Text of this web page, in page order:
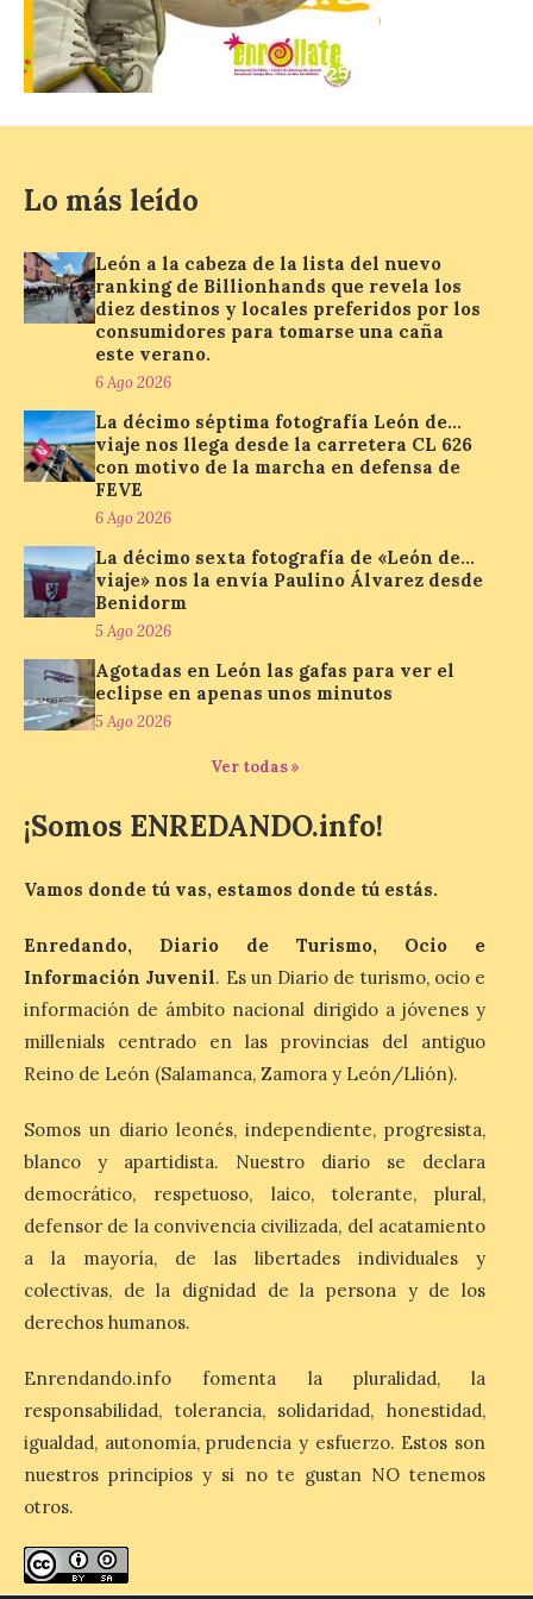
puede causar daños
irreversibles en la retina”
6 Ago 2026
provocar pérdida de
visión central, manchas en
percepción de formas y colores. El
especialista en Oftalmología del Hospital
San Juan de Dios de León, Dr. Mahave
Ruiz, advierte de […]
La décimo séptima
fotografía León de…viaje
nos llega desde la
carretera CL 626 con
motivo de la marcha en
defensa de FEVE
6 Ago 2026
Nueva edición de León
de…viaje. Una iniciativa
organizado por la sección
juvenil de la Asociación
Conceyu País Llionés y el Diario de
Turismo, Ocio e Información para
Morán nos envía desde la carretera […]
macroevento, un festival
cultural transformador
que apuesta por el legado.
de 2026, Camarzana de
Tera volverá a convertirse
en punto de encuentro,
Orpheus. Vivimos un momento en el que la
música en directo mueve grandes
El Ayuntamiento de
conforme a la legalidad, la
solicitud para la
celebración del Iberia
Eclipse Festival
miércoles ha sido
Lo más leído
León a la cabeza de la lista del nuevo
ranking de Billionhands que revela los
diez destinos y locales preferidos por los
consumidores para tomarse una caña
este verano.
6 Ago 2026
La décimo séptima fotografía León de…
viaje nos llega desde la carretera CL 626
con motivo de la marcha en defensa de
FEVE
6 Ago 2026
La décimo sexta fotografía de «León de…
viaje» nos la envía Paulino Álvarez desde
Benidorm
5 Ago 2026
Agotadas en León las gafas para ver el
eclipse en apenas unos minutos
5 Ago 2026
Ver todas »
¡Somos ENREDANDO.info!
Vamos donde tú vas, estamos donde tú estás.
Enredando, Diario de Turismo, Ocio e
Información Juvenil. Es un Diario de turismo, ocio e
información de ámbito nacional dirigido a jóvenes y
millenials centrado en las provincias del antiguo
Reino de León (Salamanca, Zamora y León/Llión).
Somos un diario leonés, independiente, progresista,
blanco y apartidista. Nuestro diario se declara
democrático, respetuoso, laico, tolerante, plural,
defensor de la convivencia civilizada, del acatamiento
a la mayoría, de las libertades individuales y
colectivas, de la dignidad de la persona y de los
derechos humanos.
Enrendando.info fomenta la pluralidad, la
responsabilidad, tolerancia, solidaridad, honestidad,
igualdad, autonomía, prudencia y esfuerzo. Estos son
nuestros principios y si no te gustan NO tenemos
otros.